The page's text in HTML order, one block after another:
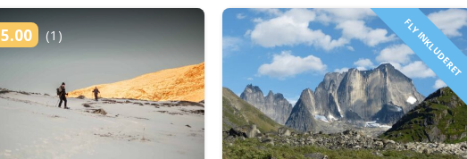
5.00 (1) FLY INKLUDERET